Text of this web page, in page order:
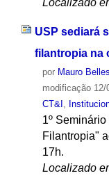
USP sediará
filantropia na
por Mauro
modificação12/
CT&I ,
1º
Filantropia"
17h.
Localizado